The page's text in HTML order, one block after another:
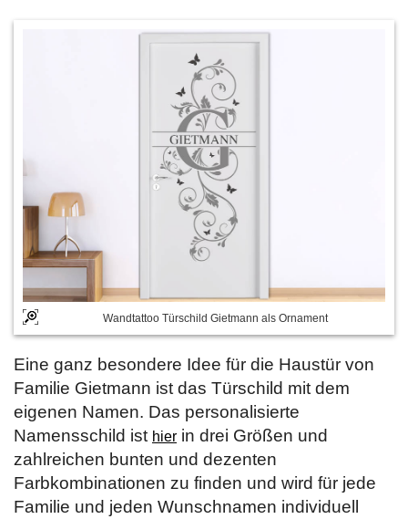
Wandtattoo Türschild Gietmann als Ornament
Eine ganz besondere Idee für die Haustür von
Familie Gietmann ist das Türschild mit dem
eigenen Namen. Das personalisierte
Namensschild ist hier in drei Größen und
zahlreichen bunten und dezenten
Farbkombinationen zu finden und wird für jede
Familie und jeden Wunschnamen individuell